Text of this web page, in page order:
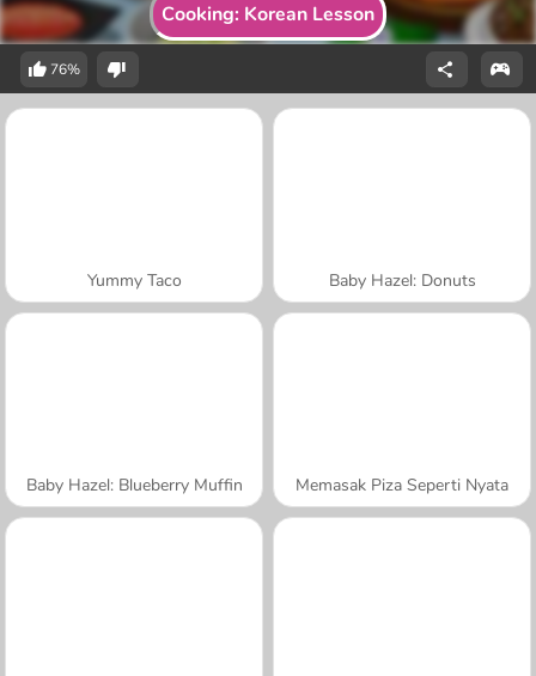
Cooking: Korean Lesson
76%
Yummy Taco Baby Hazel: Donuts
Baby Hazel: Blueberry Muffin Memasak Piza Seperti Nyata